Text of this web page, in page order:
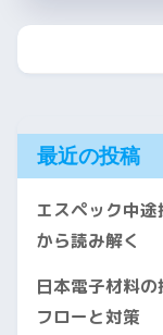
最近の投稿
エスペック中
から読み解く
日本電子材料
フローと対策